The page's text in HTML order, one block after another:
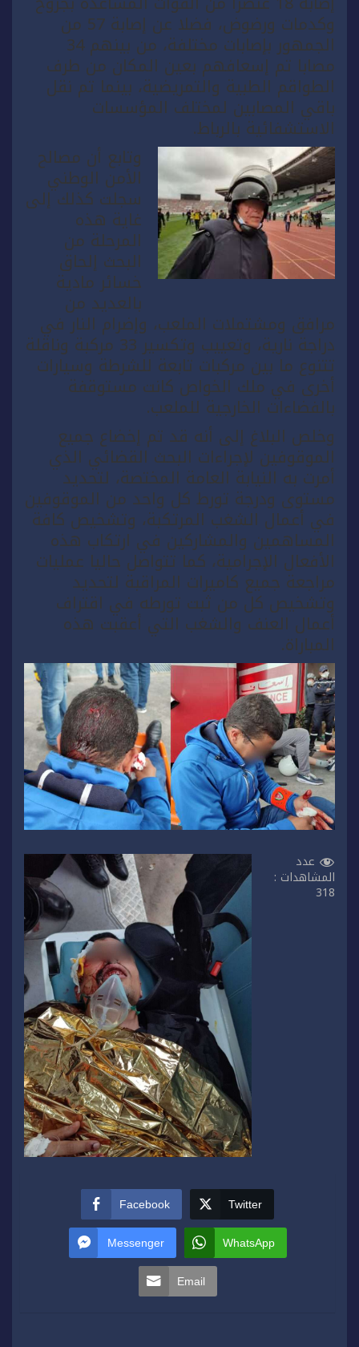
وكدمات ورضوض، فضلا عن إصابة 57 من
الجمهور بإصابات مختلفة، من بينهم 34
مصابا تم إسعافهم بعين المكان من طرف
الطواقم الطبية والتمريضية، بينما تم نقل
باقي المصابين لمختلف المؤسسات
الاستشفائية بالرباط.
وتابع أن مصالح
الأمن الوطني
سجلت كذلك إلى
غاية هذه
المرحلة من
البحث إلحاق
خسائر مادية
بالعديد من
مرافق ومشتملات الملعب، وإضرام النار في
دراجة نارية، وتعييب وتكسير 33 مركبة وناقلة
تتنوع ما بين مركبات تابعة للشرطة وسيارات
أخرى في ملك الخواص كانت مستوقفة
بالفضاءات الخارجية للملعب.
وخلص البلاغ إلى أنه قد تم إخضاع جميع
الموقوفين لإجراءات البحث القضائي الذي
أمرت به النيابة العامة المختصة، لتحديد
مستوى ودرجة تورط كل واحد من الموقوفين
في أعمال الشغب المرتكبة، وتشخيص كافة
المساهمين والمشاركين في ارتكاب هذه
الأفعال الإجرامية، كما تتواصل حاليا عمليات
مراجعة جميع كاميرات المراقبة لتحديد
وتشخيص كل من ثبت تورطه في اقتراف
أعمال العنف والشغب التي أعقبت هذه
المباراة.
عدد
المشاهدات :
318
Facebook Twitter
Messenger WhatsApp
Email